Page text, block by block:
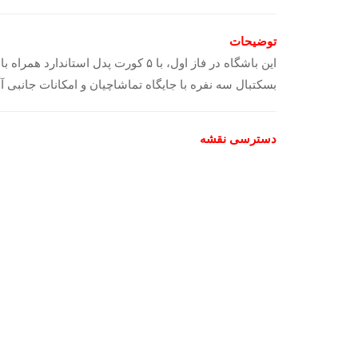
توضیحات
این باشگاه در فاز اول، با ۵
بسکتبال سه نفره با جایگاه تماشاچیان و امکانات
دسترسی نقشه